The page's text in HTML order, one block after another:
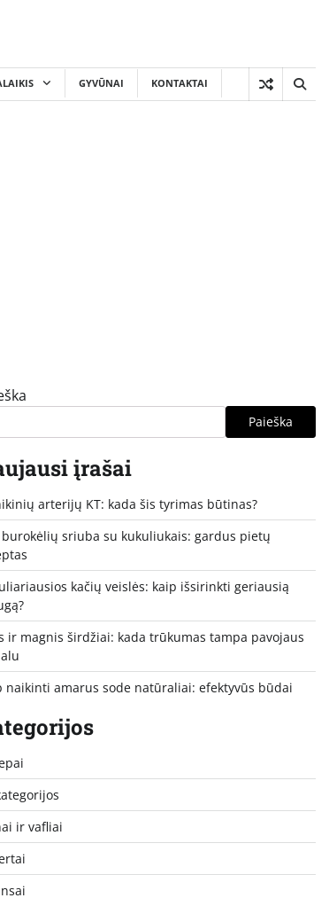
GYVŪNAI KONTAKTAI
Paieška
įrašai
arterijų KT: kada šis tyrimas būtinas?
burokėlių sriuba su kukuliukais: gardus pietų
kačių veislės: kaip išsirinkti geriausią
ir magnis širdžiai: kada trūkumas tampa pavojaus
naikinti amarus sode natūraliai: efektyvūs būdai
ir vafliai